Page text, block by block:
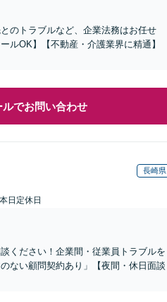
のトラブルなど、企業法務はお任せ
ルOK】【不動産・介護業界に精通】
ルでお問い合わせ
長崎県
日定休日
ください！企業間・従業員トラブルを
ない顧問契約あり」【夜間・休日面談